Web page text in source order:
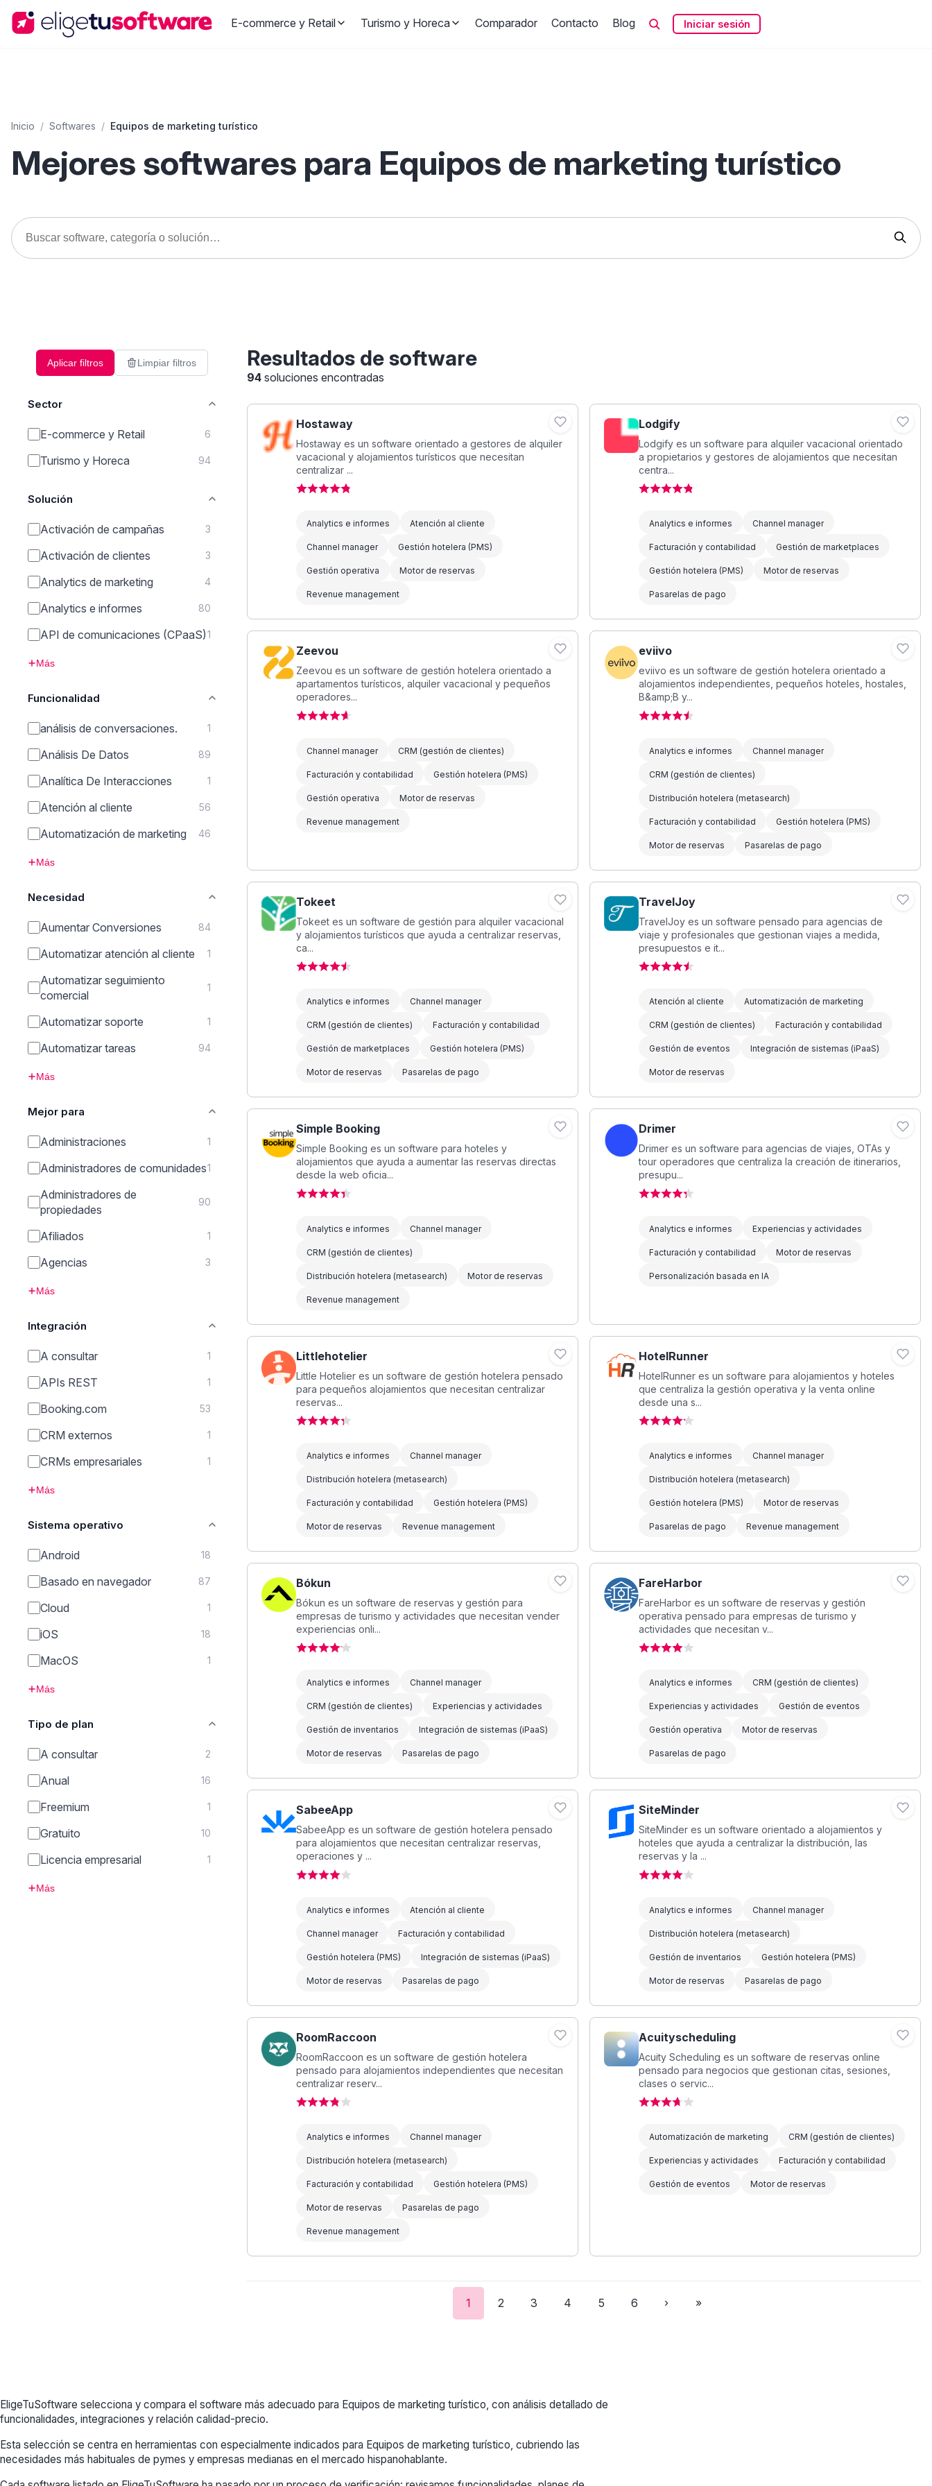
E-commerce y Retail Turismo y Horeca Comparador Contacto Blog Iniciar sesión
Inicio / Softwares / Equipos de marketing turístico
Mejores softwares para Equipos de marketing turístico
Aplicar filtros Limpiar filtros
Sector
E-commerce y Retail 6
Turismo y Horeca 94
Solución
Activación de campañas 3
Activación de clientes 3
Analytics de marketing 4
Analytics e informes 80
API de comunicaciones (CPaaS)1
Más
Funcionalidad
análisis de conversaciones. 1
Análisis De Datos 89
Analítica De Interacciones 1
Atención al cliente 56
Automatización de marketing 46
Más
Necesidad
Aumentar Conversiones 84
Automatizar atención al cliente 1
Automatizar seguimiento
comercial
1
Automatizar soporte 1
Automatizar tareas 94
Más
Mejor para
Administraciones 1
Administradores de comunidades1
Administradores de
propiedades
90
Afiliados 1
Agencias 3
Más
Integración
A consultar 1
APIs REST 1
Booking.com 53
CRM externos 1
CRMs empresariales 1
Más
Sistema operativo
Android 18
Basado en navegador 87
Cloud 1
iOS 18
MacOS 1
Más
Tipo de plan
A consultar 2
Anual 16
Freemium 1
Gratuito 10
Licencia empresarial 1
Más
Resultados de software
94 soluciones encontradas
Hostaway
Hostaway es un software orientado a gestores de alquiler
vacacional y alojamientos turísticos que necesitan
centralizar ...
Analytics e informes Atención al cliente
Channel manager Gestión hotelera (PMS)
Gestión operativa Motor de reservas
Revenue management
Lodgify
Lodgify es un software para alquiler vacacional orientado
a propietarios y gestores de alojamientos que necesitan
centra...
Analytics e informes Channel manager
Facturación y contabilidad Gestión de marketplaces
Gestión hotelera (PMS) Motor de reservas
Pasarelas de pago
Zeevou
Zeevou es un software de gestión hotelera orientado a
apartamentos turísticos, alquiler vacacional y pequeños
operadores...
Channel manager CRM (gestión de clientes)
Facturación y contabilidad Gestión hotelera (PMS)
Gestión operativa Motor de reservas
Revenue management
eviivo
eviivo es un software de gestión hotelera orientado a
alojamientos independientes, pequeños hoteles, hostales,
B&amp;B y...
Analytics e informes Channel manager
CRM (gestión de clientes)
Distribución hotelera (metasearch)
Facturación y contabilidad Gestión hotelera (PMS)
Motor de reservas Pasarelas de pago
Tokeet
Tokeet es un software de gestión para alquiler vacacional
y alojamientos turísticos que ayuda a centralizar reservas,
ca...
Analytics e informes Channel manager
CRM (gestión de clientes) Facturación y contabilidad
Gestión de marketplaces Gestión hotelera (PMS)
Motor de reservas Pasarelas de pago
TravelJoy
TravelJoy es un software pensado para agencias de
viaje y profesionales que gestionan viajes a medida,
presupuestos e it...
Atención al cliente Automatización de marketing
CRM (gestión de clientes) Facturación y contabilidad
Gestión de eventos Integración de sistemas (iPaaS)
Motor de reservas
Simple Booking
Simple Booking es un software para hoteles y
alojamientos que ayuda a aumentar las reservas directas
desde la web oficia...
Analytics e informes Channel manager
CRM (gestión de clientes)
Distribución hotelera (metasearch) Motor de reservas
Revenue management
Drimer
Drimer es un software para agencias de viajes, OTAs y
tour operadores que centraliza la creación de itinerarios,
presupu...
Analytics e informes Experiencias y actividades
Facturación y contabilidad Motor de reservas
Personalización basada en IA
Littlehotelier
Little Hotelier es un software de gestión hotelera pensado
para pequeños alojamientos que necesitan centralizar
reservas...
Analytics e informes Channel manager
Distribución hotelera (metasearch)
Facturación y contabilidad Gestión hotelera (PMS)
Motor de reservas Revenue management
HotelRunner
HotelRunner es un software para alojamientos y hoteles
que centraliza la gestión operativa y la venta online
desde una s...
Analytics e informes Channel manager
Distribución hotelera (metasearch)
Gestión hotelera (PMS) Motor de reservas
Pasarelas de pago Revenue management
Bókun
Bókun es un software de reservas y gestión para
empresas de turismo y actividades que necesitan vender
experiencias onli...
Analytics e informes Channel manager
CRM (gestión de clientes) Experiencias y actividades
Gestión de inventarios Integración de sistemas (iPaaS)
Motor de reservas Pasarelas de pago
FareHarbor
FareHarbor es un software de reservas y gestión
operativa pensado para empresas de turismo y
actividades que necesitan v...
Analytics e informes CRM (gestión de clientes)
Experiencias y actividades Gestión de eventos
Gestión operativa Motor de reservas
Pasarelas de pago
SabeeApp
SabeeApp es un software de gestión hotelera pensado
para alojamientos que necesitan centralizar reservas,
operaciones y ...
Analytics e informes Atención al cliente
Channel manager Facturación y contabilidad
Gestión hotelera (PMS) Integración de sistemas (iPaaS)
Motor de reservas Pasarelas de pago
SiteMinder
SiteMinder es un software orientado a alojamientos y
hoteles que ayuda a centralizar la distribución, las
reservas y la ...
Analytics e informes Channel manager
Distribución hotelera (metasearch)
Gestión de inventarios Gestión hotelera (PMS)
Motor de reservas Pasarelas de pago
RoomRaccoon
RoomRaccoon es un software de gestión hotelera
pensado para alojamientos independientes que necesitan
centralizar reserv...
Analytics e informes Channel manager
Distribución hotelera (metasearch)
Facturación y contabilidad Gestión hotelera (PMS)
Motor de reservas Pasarelas de pago
Revenue management
Acuityscheduling
Acuity Scheduling es un software de reservas online
pensado para negocios que gestionan citas, sesiones,
clases o servic...
Automatización de marketing CRM (gestión de clientes)
Experiencias y actividades Facturación y contabilidad
Gestión de eventos Motor de reservas
1 2 3 4 5 6 › »
EligeTuSoftware selecciona y compara el software más adecuado para Equipos de marketing turístico, con análisis detallado de
funcionalidades, integraciones y relación calidad-precio.
Esta selección se centra en herramientas con especialmente indicados para Equipos de marketing turístico, cubriendo las
necesidades más habituales de pymes y empresas medianas en el mercado hispanohablante.